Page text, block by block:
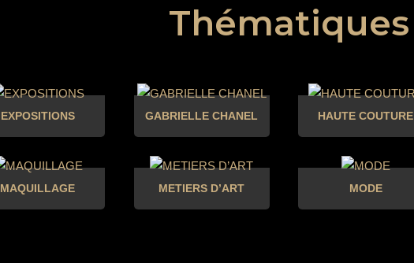
Thématiques
EXPOSITIONS GABRIELLE CHANEL HAUTE COUTURE
MAQUILLAGE METIERS D’ART MODE